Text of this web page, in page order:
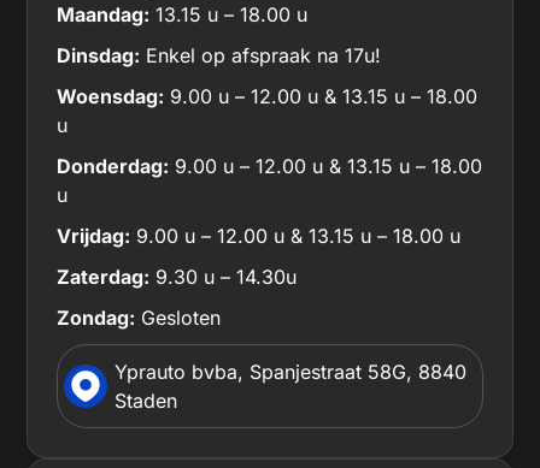
Maandag: 13.15 u – 18.00 u
Dinsdag: Enkel op afspraak na 17u!
Woensdag: 9.00 u – 12.00 u & 13.15 u – 18.00
u
Donderdag: 9.00 u – 12.00 u & 13.15 u – 18.00
u
Vrijdag: 9.00 u – 12.00 u & 13.15 u – 18.00 u
Zaterdag: 9.30 u – 14.30u
Zondag: Gesloten
Yprauto bvba, Spanjestraat 58G, 8840
Staden